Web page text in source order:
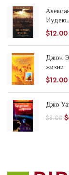
$12.00
Джон
жизни
$12.00
Джо
$8.00 $